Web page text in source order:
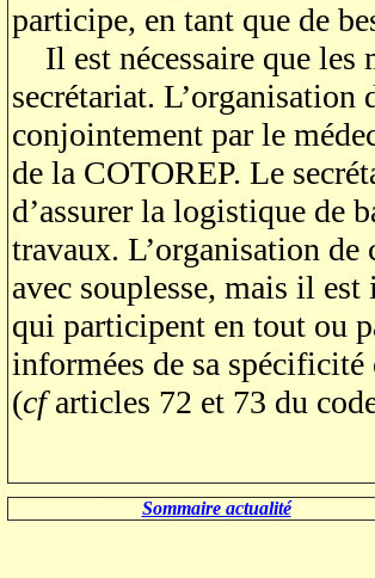
participe, en tant que de
Il est nécessaire que les
secrétariat. L’organisation
conjointement par le
de la COTOREP. Le
d’assurer la logistique de
travaux. L’organisation de
avec souplesse, mais il est
qui participent en tout ou
informées de sa
(cfarticles 72 et 73 du
Sommaire actualité